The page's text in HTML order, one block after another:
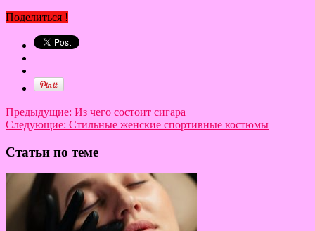
Поделиться !
Предыдущие: Из чего состоит сигара
Следующие: Стильные женские спортивные костюмы
Статьи по теме